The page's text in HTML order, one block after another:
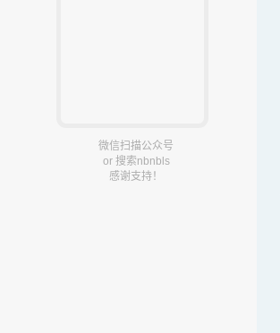
微信扫描公众号
or 搜索nbnbls
感谢支持！